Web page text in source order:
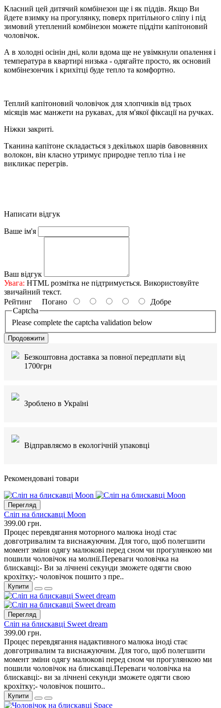
Класний цей дитячий комбінезон ще і як піддів. Якщо Ви
йдете взимку на прогулянку, поверх притільного сліпу і під
зимовий утеплений комбінезон можете піддіти капітоновий
чоловічок.
А в холодні осінін дні, коли вдома ще не увімкнули опалення і
температура в квартирі низька - одягайте просто, як основий
комбінезончик і крихітці буде тепло та комфортно.
Теплий капітоновий чоловічок для хлопчиків від трьох
місяців має манжети на рукавах, для м'якої фіксації на ручках.
Ніжки закриті.
Тканина капітоне складається з декількох шарів бавовняних
волокон, він класно утримує природне тепло тіла і не
викликає перегрів.
Написати відгук
Ваше ім'я
Ваш відгук
Увага: HTML розмітка не підтримується. Використовуйте
звичайний текст.
Рейтинг Погано
Добре
Captcha
Please complete the captcha validation below
Продовжити
Безкоштовна доставка за повної передплати від
1700грн
Зроблено в Україні
Відправляємо в екологічній упаковці
Рекомендовані товари
Перегляд
Сліп на блискавці Moon
399.00 грн.
Процес перевдягання моторного малюка іноді стає
довготривалим та виснажуючим. Для того, щоб полегшити
момент зміни одягу малюкові перед сном чи прогулянкою ми
пошили чоловічок на молнії.Переваги чоловічка на
блискавці:- Ви за лічнені секунди зможете одягти свою
крохітку;- чоловічок пошито з пре..
Купити
Перегляд
Сліп на блискавці Sweet dream
399.00 грн.
Процес перевдягання надактивного малюка іноді стає
довготривалим та виснажуючим. Для того, щоб полегшити
момент зміни одягу малюкові перед сном чи прогулянкою ми
пошили чоловічок на блискавці.Переваги чоловічка на
блискавці:- ви за лічнені секунди зможете одягти свою
крохітку;- чоловічок пошито..
Купити